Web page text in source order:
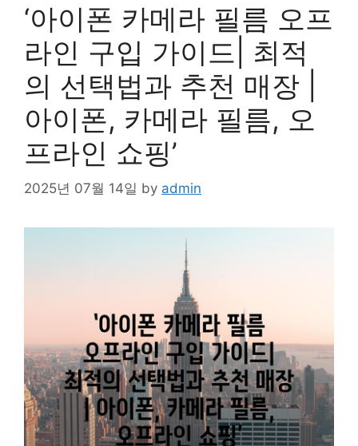
‘아이폰 카메라 필름 오프
라인 구입 가이드| 최적
의 선택법과 추천 매장 |
아이폰, 카메라 필름, 오
프라인 쇼핑’
2025년 07월 14일 by admin